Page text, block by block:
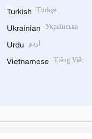
Turkish Türkçe
Ukrainian Українська
Urdu اردو
Vietnamese Tiếng Việt